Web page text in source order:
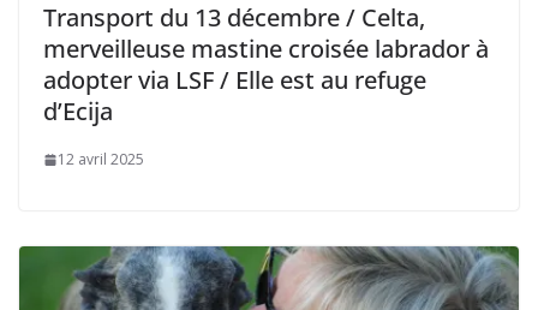
Transport du 13 décembre / Celta,
merveilleuse mastine croisée labrador à
adopter via LSF / Elle est au refuge
d’Ecija
12 avril 2025